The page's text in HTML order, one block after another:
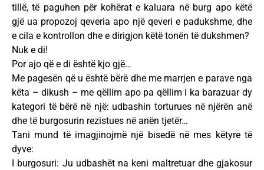
tillë, të paguhen për kohërat e kaluara në burg apo këtë
gjë ua propozoj qeveria apo një qeveri e padukshme, dhe
e cila e kontrollon dhe e dirigjon këtë tonën të dukshmen?
Nuk e di!
Por ajo që e di është kjo gjë…
Me pagesën që u është bërë dhe me marrjen e parave nga
këta – dikush – me qëllim apo pa qëllim i ka barazuar dy
kategori të bërë në një: udbashin torturues në njërën anë
dhe të burgosurin rezistues në anën tjetër…
Tani mund të imagjinojmë një bisedë në mes këtyre të
dyve:
I burgosuri: Ju udbashët na keni maltretuar dhe gjakosur